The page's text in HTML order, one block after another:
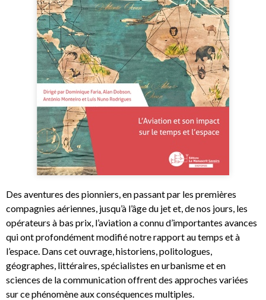
Des aventures des pionniers, en passant par les premières
compagnies aériennes, jusqu’à l’âge du jet et, de nos jours, les
opérateurs à bas prix, l’aviation a connu d’importantes avances
qui ont profondément modifié notre rapport au temps et à
l’espace. Dans cet ouvrage, historiens, politologues,
géographes, littéraires, spécialistes en urbanisme et en
sciences de la communication offrent des approches variées
sur ce phénomène aux conséquences multiples.